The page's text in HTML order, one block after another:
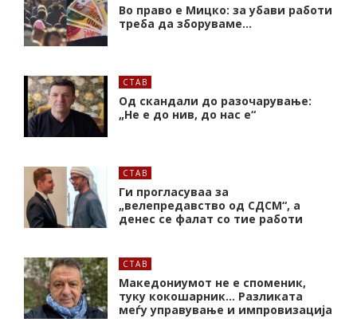
Во право е Мицко: за убави работи
треба да зборуваме…
СТАВ
Од скандали до разочарување:
„Не е до нив, до нас е“
СТАВ
Ги прогласуваа за
„велепредавство од СДСМ“, а
денес се фалат со тие работи
СТАВ
Македониумот не е споменик,
туку кокошарник… Разликата
меѓу управување и импровизација